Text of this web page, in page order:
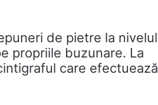
de pietre la nivelul
propriile buzunare. La
care efectuează